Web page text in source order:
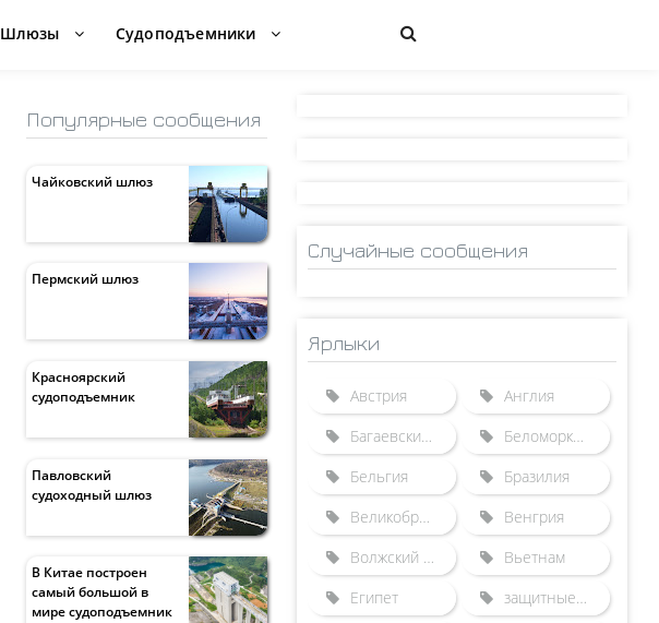
Шлюзы Судоподъемники
Популярные сообщения
Чайковский шлюз
Пермский шлюз
Красноярский
судоподъемник
Павловский
судоходный шлюз
В Китае построен
самый большой в
мире судоподъемник
Случайные сообщения
Ярлыки
Австрия
Англия
Багаевский гидроузел
Беломорканал
Бельгия
Бразилия
Великобритания
Венгрия
Волжский бассейн
Вьетнам
Египет
защитные сооружения от наводнений